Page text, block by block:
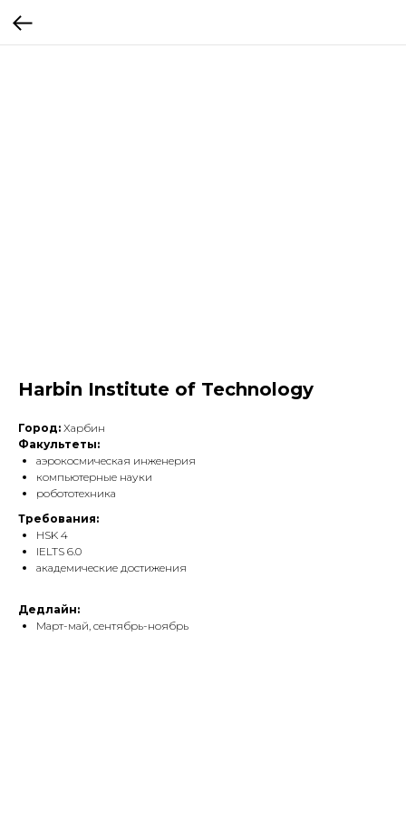
Harbin Institute of Technology
Город: Харбин
Факультеты:
аэрокосмическая инженерия
компьютерные науки
робототехника
Требования:
HSK 4
IELTS 6.0
академические достижения
Дедлайн:
Март-май, сентябрь-ноябрь